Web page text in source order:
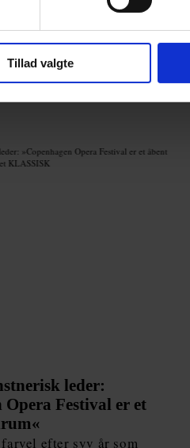
Tillad valgte
leder:
Opera Festival er et
efter syv år som